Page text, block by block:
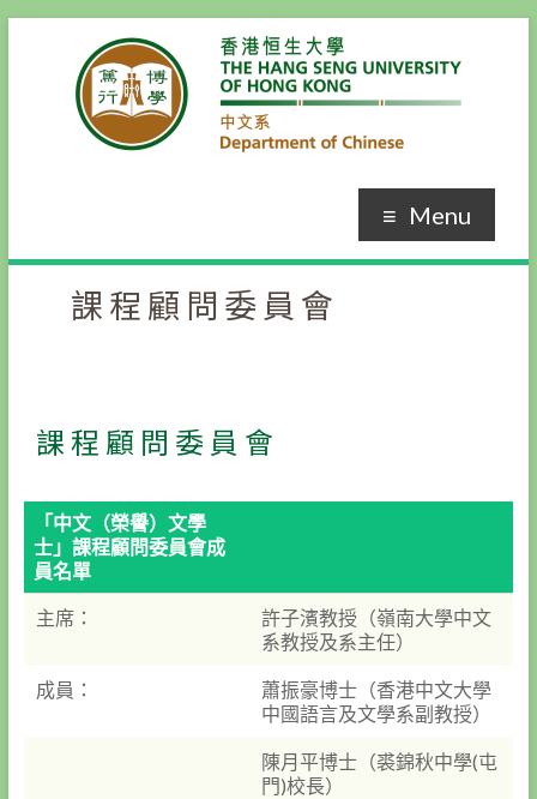
Menu
課程顧問委員會
課程顧問委員會
「中文（榮譽）文學
士」課程顧問委員會成
員名單
主席：
許子濱教授（嶺南大學中文
系教授及系主任）
成員：
蕭振豪博士（香港中文大學
中國語言及文學系副教授）
陳月平博士（裘錦秋中學(屯
門)校長）